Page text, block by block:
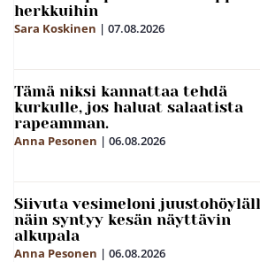
herkkuihin
Sara Koskinen | 07.08.2026
Tämä niksi kannattaa tehdä
kurkulle, jos haluat salaatista
rapeamman.
Anna Pesonen | 06.08.2026
Siivuta vesimeloni
näin syntyy kesän näyttävin
alkupala
Anna Pesonen | 06.08.2026